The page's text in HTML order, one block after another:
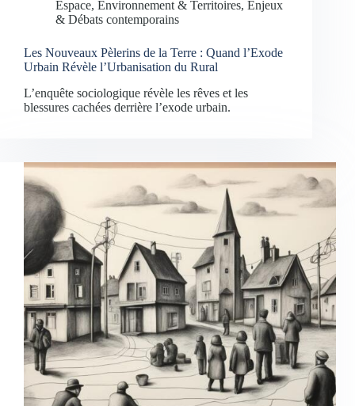
Espace, Environnement & Territoires, Enjeux
& Débats contemporains
Les Nouveaux Pèlerins de la Terre : Quand l’Exode
Urbain Révèle l’Urbanisation du Rural
L’enquête sociologique révèle les rêves et les
blessures cachées derrière l’exode urbain.